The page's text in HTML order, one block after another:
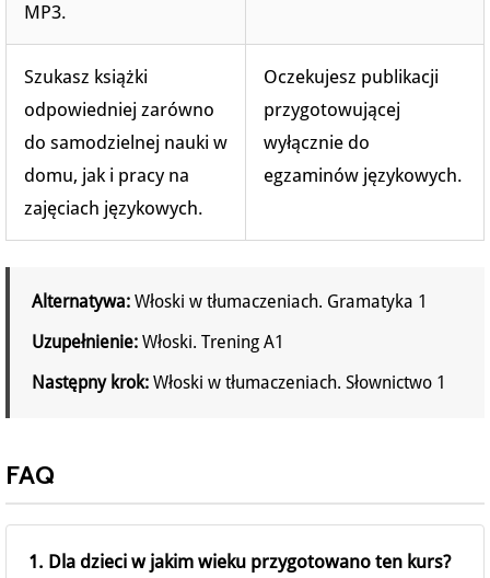
MP3.
Szukasz książki
odpowiedniej zarówno
do samodzielnej nauki w
domu, jak i pracy na
zajęciach językowych.
Oczekujesz publikacji
przygotowującej
wyłącznie do
egzaminów językowych.
Alternatywa: Włoski w tłumaczeniach. Gramatyka 1
Uzupełnienie: Włoski. Trening A1
Następny krok: Włoski w tłumaczeniach. Słownictwo 1
FAQ
1. Dla dzieci w jakim wieku przygotowano ten kurs?